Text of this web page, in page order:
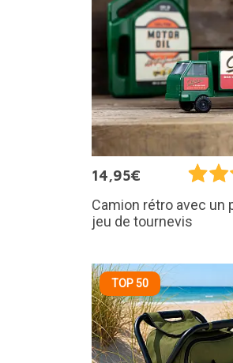
14,95€
Camion rétro avec un
jeu de tournevis
TOP 50